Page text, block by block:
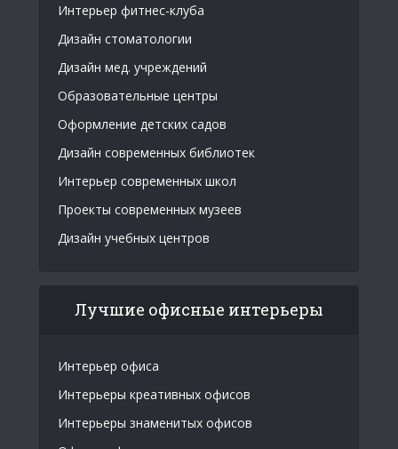
Интерьер фитнес-клуба
Дизайн стоматологии
Дизайн мед. учреждений
Образовательные центры
Оформление детских садов
Дизайн современных библиотек
Интерьер современных школ
Проекты современных музеев
Дизайн учебных центров
Лучшие офисные интерьеры
Интерьер офиса
Интерьеры креативных офисов
Интерьеры знаменитых офисов